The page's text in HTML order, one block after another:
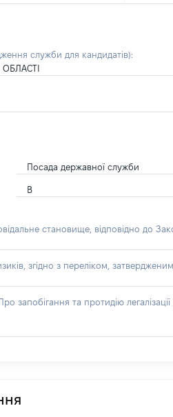
служби для кандидатів):
Посада державної служби
В
становище, відповідно до
згідно з переліком,
запобігання та протидію